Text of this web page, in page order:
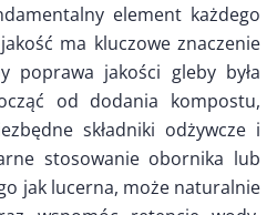
element każdego
ma kluczowe znaczenie
poprawa jakości gleby była
od dodania kompostu,
składniki odżywcze i
stosowanie obornika lub
jak lucerna, może naturalnie